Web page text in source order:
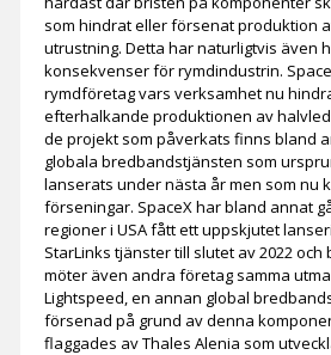
som hindrat eller försenat produktion
utrustning. Detta har naturligtvis även
konsekvenser för rymdindustrin.
rymdföretag vars verksamhet nu
efterhalkande produktionen av
de projekt som påverkats finns bland
globala bredbandstjänsten som
lanserats under nästa år men som nu
förseningar. SpaceX har bland annat
regioner i USA fått ett uppskjutet
StarLinks tjänster till slutet av 2022 och
möter även andra företag samma
Lightspeed, en annan global
försenad på grund av denna
flaggades av Thales Alenia som